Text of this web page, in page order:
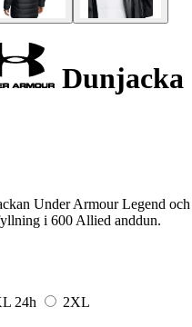
Dunjacka
Under Armour Legend och
i 600 Allied anddun.
24h
2XL